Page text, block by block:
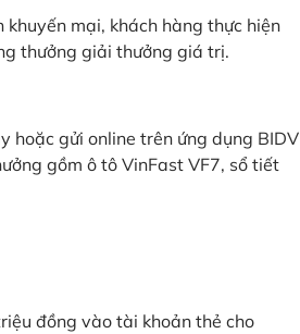
mại, khách hàng thực hiện
thưởng giải thưởng giá trị.
gửi online trên ứng dụng BIDV
gồm ô tô VinFast VF7, sổ tiết
đồng vào tài khoản thẻ cho